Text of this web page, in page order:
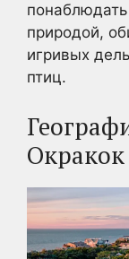
природой,
игривых
птиц.
Окракок